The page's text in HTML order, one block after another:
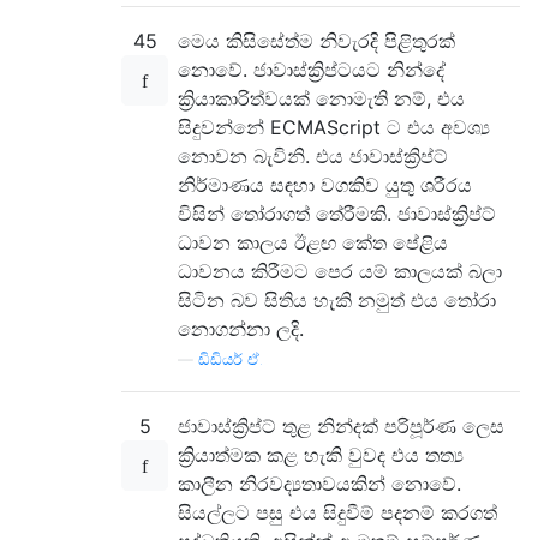
45
මෙය කිසිසේත්ම නිවැරදි පිළිතුරක්
නොවේ. ජාවාස්ක්‍රිප්ටයට නින්දේ
ක්‍රියාකාරිත්වයක් නොමැති නම්, එය
සිදුවන්නේ ECMAScript ට එය අවශ්‍ය
නොවන බැවිනි. එය ජාවාස්ක්‍රිප්ට්
නිර්මාණය සඳහා වගකිව යුතු ශරීරය
විසින් තෝරාගත් තේරීමකි. ජාවාස්ක්‍රිප්ට්
ධාවන කාලය ඊළඟ කේත පේළිය
ධාවනය කිරීමට පෙර යම් කාලයක් බලා
සිටින බව සිතිය හැකි නමුත් එය තෝරා
නොගන්නා ලදි.
ඩිඩියර් ඒ.
5
ජාවාස්ක්‍රිප්ට් තුළ නින්දක් පරිපූර්ණ ලෙස
ක්‍රියාත්මක කළ හැකි වුවද එය තත්‍ය
කාලීන නිරවද්‍යතාවයකින් නොවේ.
සියල්ලට පසු එය සිදුවීම් පදනම් කරගත්